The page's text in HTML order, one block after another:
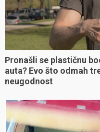
Pronašli se plastičnu
auta? Evo što odmah
neugodnost